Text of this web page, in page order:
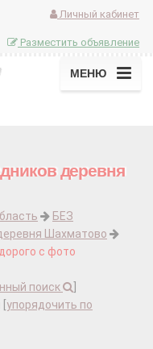
Личный кабинет
Разместить объявление
МЕНЮ
деревня
БЕЗ
Шахматово
с фото
поиск
упорядочить по